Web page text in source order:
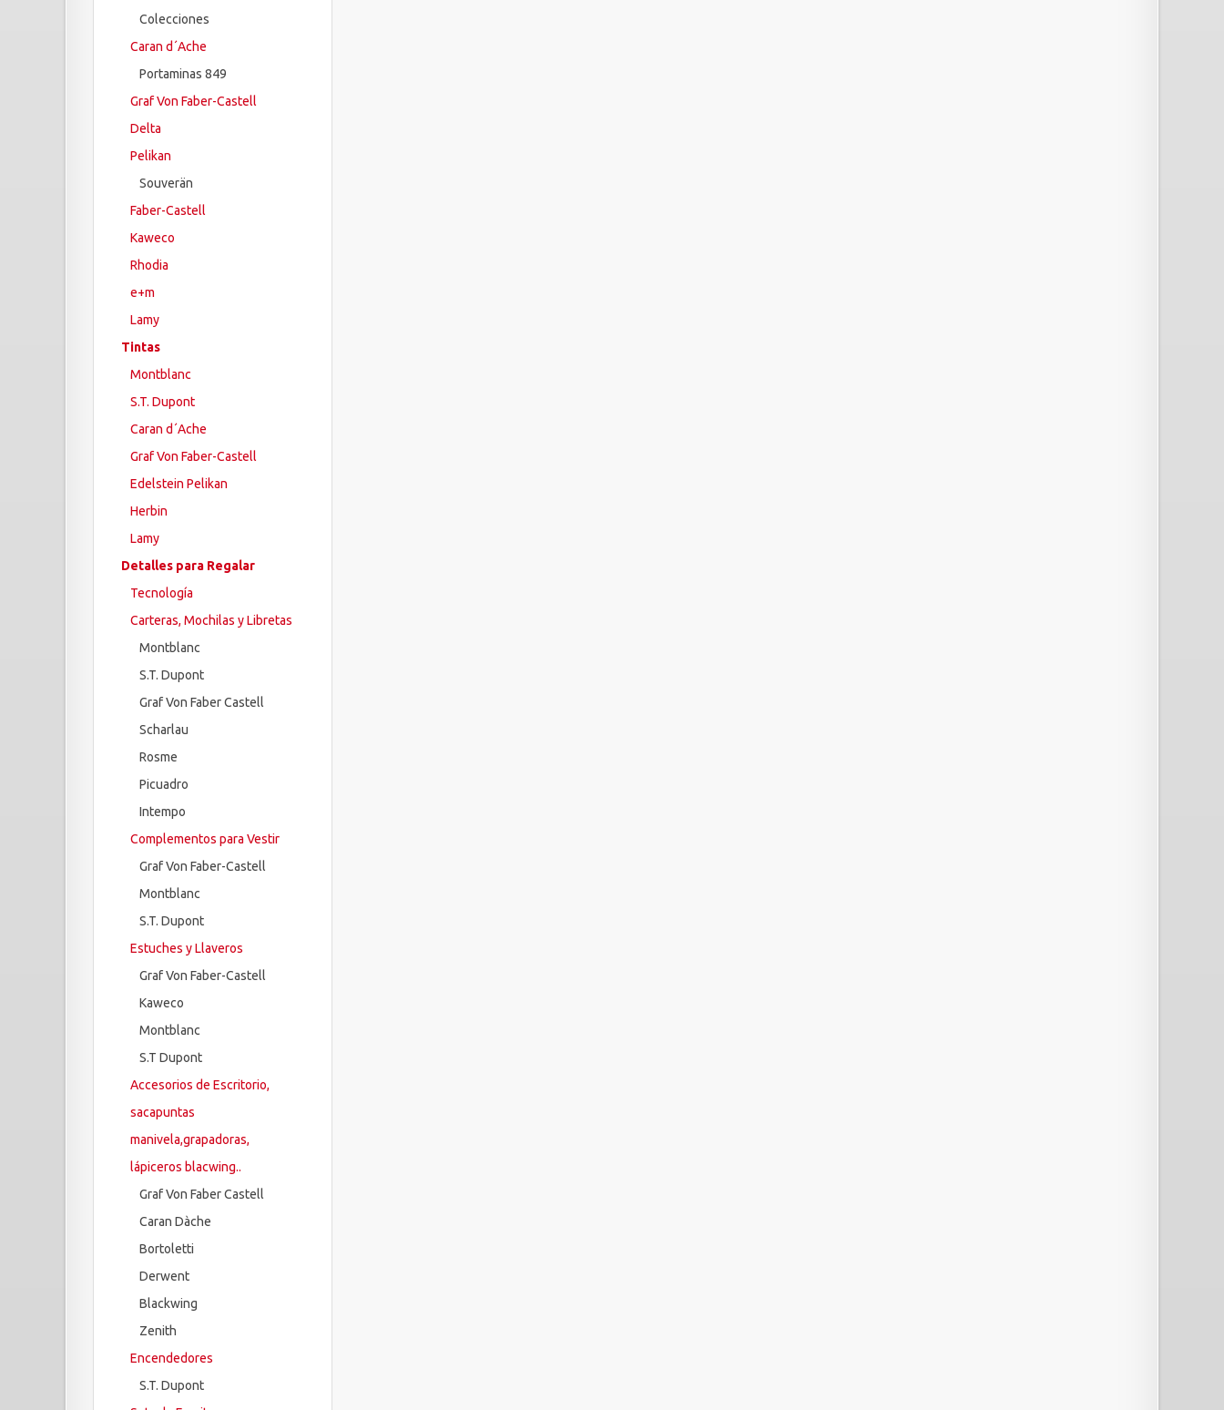
Colecciones
Caran d´Ache
Portaminas 849
Graf Von Faber-Castell
Delta
Pelikan
Souverän
Faber-Castell
Kaweco
Rhodia
e+m
Lamy
Tintas
Montblanc
S.T. Dupont
Caran d´Ache
Graf Von Faber-Castell
Edelstein Pelikan
Herbin
Lamy
Detalles para Regalar
Tecnología
Carteras, Mochilas y Libretas
Montblanc
S.T. Dupont
Graf Von Faber Castell
Scharlau
Rosme
Picuadro
Intempo
Complementos para Vestir
Graf Von Faber-Castell
Montblanc
S.T. Dupont
Estuches y Llaveros
Graf Von Faber-Castell
Kaweco
Montblanc
S.T Dupont
Accesorios de Escritorio,
sacapuntas
manivela,grapadoras,
lápiceros blacwing..
Graf Von Faber Castell
Caran Dàche
Bortoletti
Derwent
Blackwing
Zenith
Encendedores
S.T. Dupont